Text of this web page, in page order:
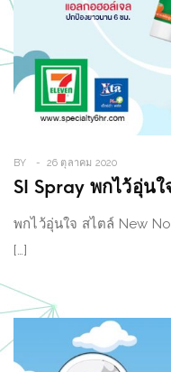
BY 26 ตุลาคม 2020
SI Spray พกไว้อุ่น
พกไว้อุ่นใจ สไตล์ New
[…]